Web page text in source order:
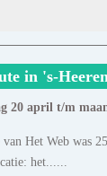
in 's-
20 april t/m
Het Web was
het......